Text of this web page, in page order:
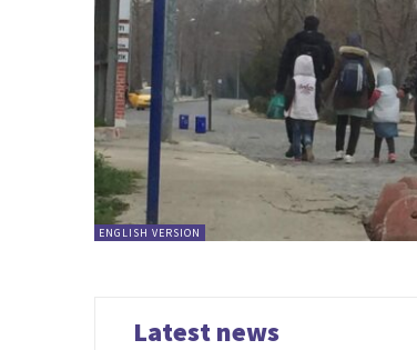
ENGLISH VERSION
Latest news